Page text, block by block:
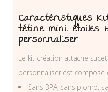
Caractéristiques
tétine mini étoiles
personnaliser
Le kit création attache
personnaliser est composé
Sans BPA, sans plomb,